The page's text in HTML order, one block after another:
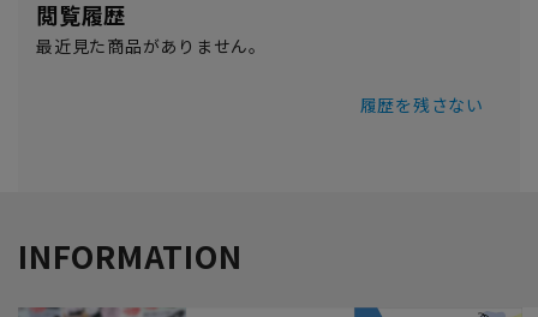
閲覧履歴
最近見た商品がありません。
履歴を残さない
INFORMATION